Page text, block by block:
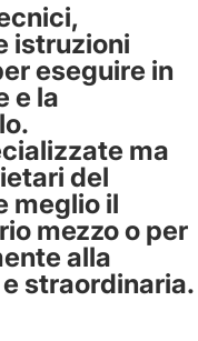
istruzioni
eseguire in
e la
ma
del
meglio il
mezzo o per
alla
straordinaria.